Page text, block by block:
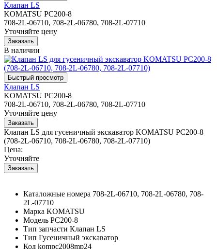
Клапан LS
KOMATSU PC200-8
708-2L-06710, 708-2L-06780, 708-2L-07710
Уточняйте цену
В наличии
Клапан LS
KOMATSU PC200-8
708-2L-06710, 708-2L-06780, 708-2L-07710
Уточняйте цену
Клапан LS для гусеничный экскаватор KOMATSU PC200-8
(708-2L-06710, 708-2L-06780, 708-2L-07710)
Цена:
Уточняйте
Каталожные номера 708-2L-06710, 708-2L-06780, 708-
2L-07710
Марка KOMATSU
Модель PC200-8
Тип запчасти Клапан LS
Тип Гусеничный экскаватор
Код kompc2008mp24